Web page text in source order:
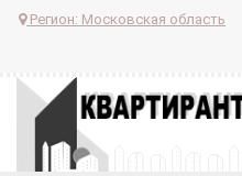
Регион: Московская область